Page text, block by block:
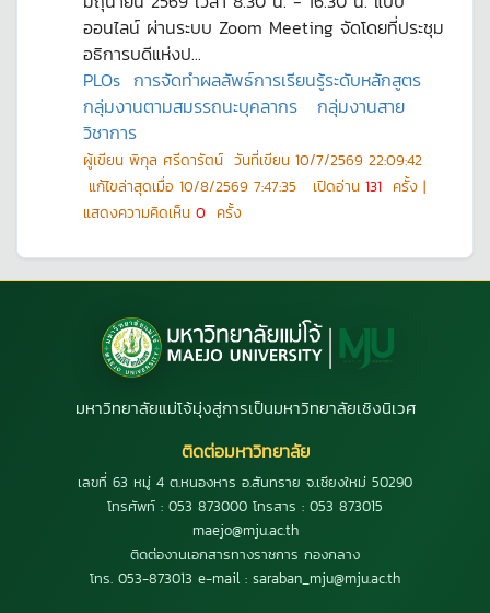
ออนไลน์ ผ่านระบบ Zoom Meeting จัดโดยที่ประชุม
อธิการบดีแห่งป...
PLOs การจัดทำผลลัพธ์การเรียนรู้ระดับหลักสูตร
กลุ่มงานตามสมรรถนะบุคลากร
กลุ่มงานสาย
วิชาการ
ผู้เขียน พิกุล ศรีดารัตน์ วันที่เขียน 10/7/2569 22:09:42
แก้ไขล่าสุดเมื่อ 10/8/2569 7:47:35 เปิดอ่าน 131 ครั้ง |
แสดงความคิดเห็น 0 ครั้ง
มหาวิทยาลัยแม่โจ้มุ่งสู่การเป็นมหาวิทยาลัยเชิงนิเวศ
ติดต่อมหาวิทยาลัย
เลขที่ 63 หมู่ 4 ต.หนองหาร อ.สันทราย จ.เชียงใหม่ 50290
โทรศัพท์ : 053 873000 โทรสาร : 053 873015
maejo@mju.ac.th
ติดต่องานเอกสารทางราชการ กองกลาง
โทร. 053-873013 e-mail : saraban_mju@mju.ac.th